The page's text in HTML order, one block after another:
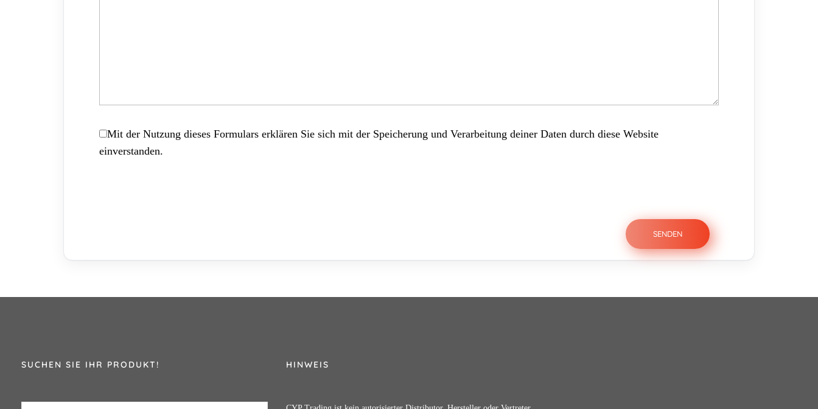
Mit der Nutzung dieses Formulars erklären Sie sich mit der Speicherung und Verarbeitung deiner Daten durch diese Website
einverstanden.
SUCHEN SIE IHR PRODUKT! HINWEIS